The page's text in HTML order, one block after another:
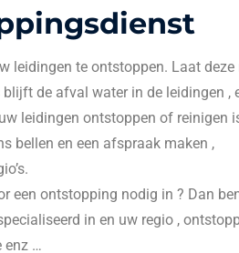
leidingen te ontstoppen. Laat
de afval water in de leidingen
leidingen ontstoppen of
bellen en een afspraak maken ,
een ontstopping nodig in ? Dan
in en uw regio ,
enz …